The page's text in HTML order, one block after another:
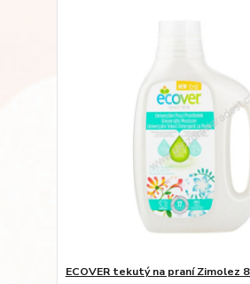
ECOVER tekutý na praní Zimolez